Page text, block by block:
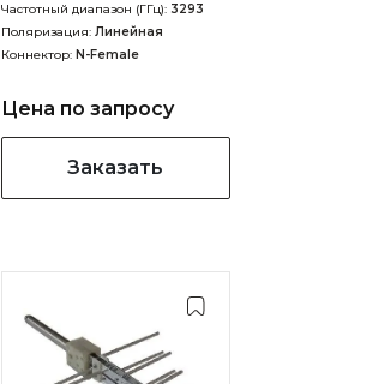
Частотный диапазон (ГГц): 3293
Поляризация: Линейная
Коннектор: N-Female
Цена по запросу
Заказать